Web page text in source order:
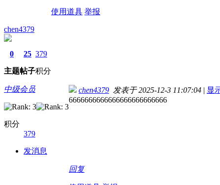
使用道具 举报
chen4379
0
主题
25
帖子
379
积分
中级会员
积分
379
发消息
chen4379 发表于 2025-12-3 11:07:04 | 显
6666666666666666666666666
回复